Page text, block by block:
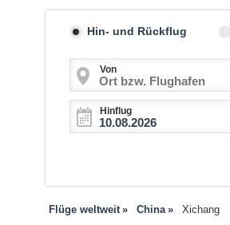
Hin- und Rückflug
Von
Hinflug
Flüge weltweit China Xichang